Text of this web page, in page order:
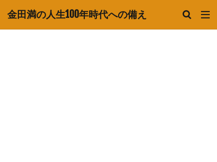
金田満の人生100年時代への備え